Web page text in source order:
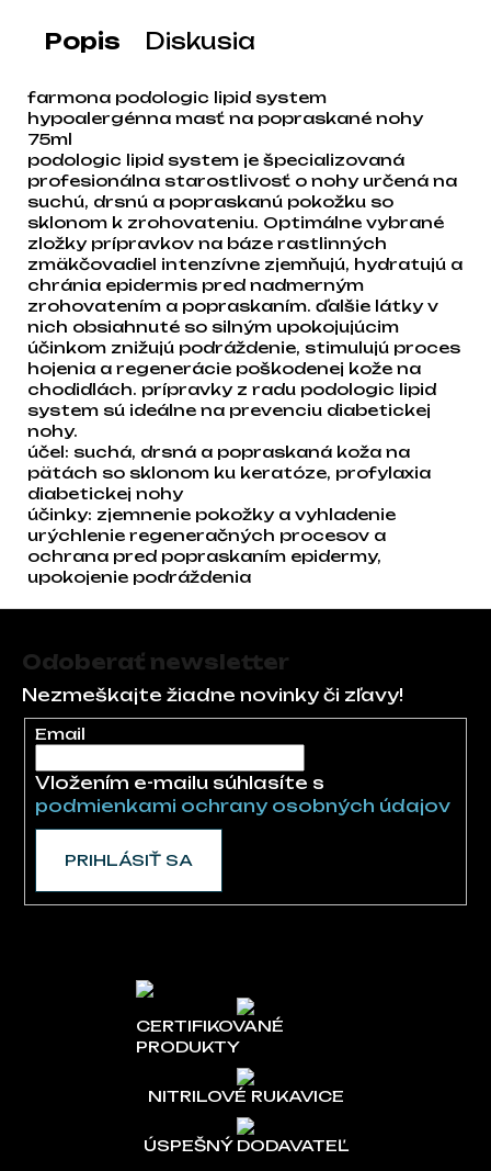
Popis Diskusia
farmona podologic lipid system
hypoalergénna masť na popraskané nohy
75ml
podologic lipid system je špecializovaná
profesionálna starostlivosť o nohy určená na
suchú, drsnú a popraskanú pokožku so
sklonom k zrohovateniu. Optimálne vybrané
zložky prípravkov na báze rastlinných
zmäkčovadiel intenzívne zjemňujú, hydratujú a
chránia epidermis pred nadmerným
zrohovatením a popraskaním. ďalšie látky v
nich obsiahnuté so silným upokojujúcim
účinkom znižujú podráždenie, stimulujú proces
hojenia a regenerácie poškodenej kože na
chodidlách. prípravky z radu podologic lipid
system sú ideálne na prevenciu diabetickej
nohy.
účel: suchá, drsná a popraskaná koža na
pätách so sklonom ku keratóze, profylaxia
diabetickej nohy
účinky: zjemnenie pokožky a vyhladenie
urýchlenie regeneračných procesov a
ochrana pred popraskaním epidermy,
upokojenie podráždenia
Odoberať newsletter
Nezmeškajte žiadne novinky či zľavy!
Email
Vložením e-mailu súhlasíte s
podmienkami ochrany osobných údajov
PRIHLÁSIŤ SA
CERTIFIKOVANÉ
PRODUKTY
NITRILOVÉ RUKAVICE
ÚSPEŠNÝ DODAVATEĽ